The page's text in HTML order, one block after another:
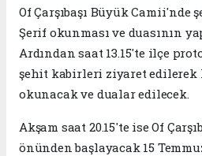
Of Çarşıbaşı Büyük
Şerif okunması ve duasının
Ardından saat 13.15'te ilçe
şehit kabirleri ziyaret edilerek
okunacak ve dualar edilecek.
Akşam saat 20.15'te ise Of
önünden başlayacak 15